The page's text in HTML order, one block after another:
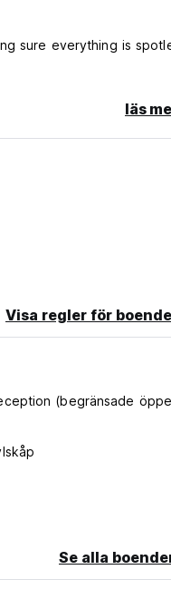
sure everything is
do so may
läs
Visa regler för
(begränsade
Se alla